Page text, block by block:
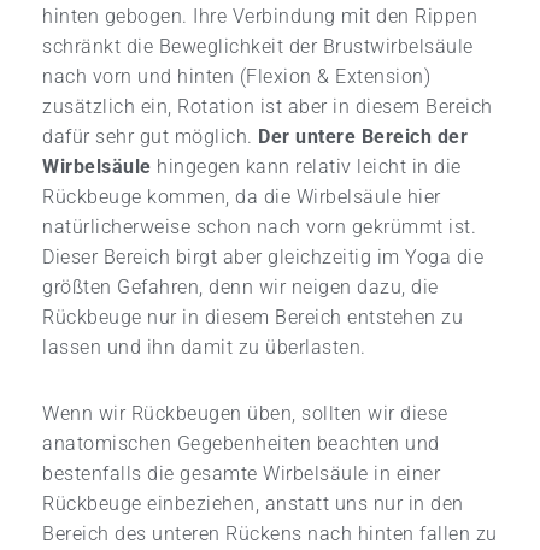
hinten gebogen. Ihre Verbindung mit den Rippen
schränkt die Beweglichkeit der Brustwirbelsäule
nach vorn und hinten (Flexion & Extension)
zusätzlich ein, Rotation ist aber in diesem Bereich
dafür sehr gut möglich. Der untere Bereich der
Wirbelsäule hingegen kann relativ leicht in die
Rückbeuge kommen, da die Wirbelsäule hier
natürlicherweise schon nach vorn gekrümmt ist.
Dieser Bereich birgt aber gleichzeitig im Yoga die
größten Gefahren, denn wir neigen dazu, die
Rückbeuge nur in diesem Bereich entstehen zu
lassen und ihn damit zu überlasten.
Wenn wir Rückbeugen üben, sollten wir diese
anatomischen Gegebenheiten beachten und
bestenfalls die gesamte Wirbelsäule in einer
Rückbeuge einbeziehen, anstatt uns nur in den
Bereich des unteren Rückens nach hinten fallen zu